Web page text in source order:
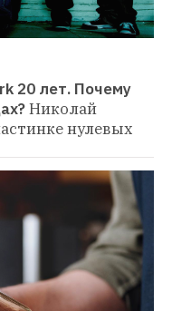
20 лет. Почему
Николай
нулевых